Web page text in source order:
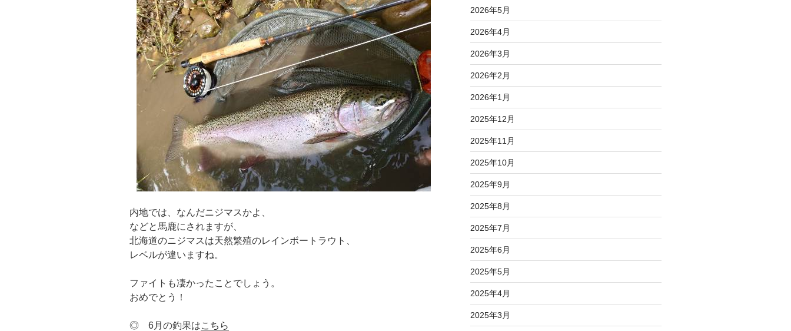
内地では、なんだニジマスかよ、
などと馬鹿にされますが、
北海道のニジマスは天然繁殖のレインボートラウト、
レベルが違いますね。
ファイトも凄かったことでしょう。
おめでとう！
◎ 6月の釣果はこちら
2026年5月
2026年4月
2026年3月
2026年2月
2026年1月
2025年12月
2025年11月
2025年10月
2025年9月
2025年8月
2025年7月
2025年6月
2025年5月
2025年4月
2025年3月